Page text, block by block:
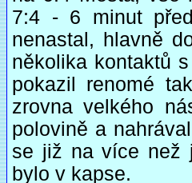
7:4 - 6 minut
nenastal, hlavně
několika kontaktů
pokazil renomé
zrovna velkého
polovině a
se již na více než
bylo v kapse.